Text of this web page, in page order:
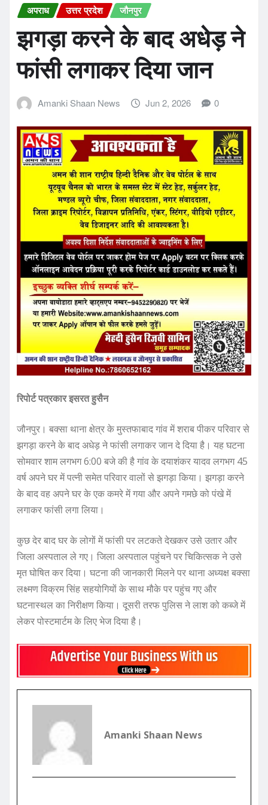
अपराध उत्तर प्रदेश जौनपुर
झगड़ा करने के बाद अधेड़ ने
फांसी लगाकर दिया जान
Amanki Shaan News Jun 2, 2026 0
रिपोर्ट पत्रकार इसरत हुसैन
जौनपुर। बक्सा थाना क्षेत्र के मुस्तफाबाद गांव में शराब पीकर परिवार से
झगड़ा करने के बाद अधेड़ ने फांसी लगाकर जान दे दिया है। यह घटना
सोमवार शाम लगभग 6:00 बजे की है गांव के दयाशंकर यादव लगभग 45
वर्ष अपने घर में पत्नी समेत परिवार वालों से झगड़ा किया। झगड़ा करने
के बाद वह अपने घर के एक कमरे में गया और अपने गमछे को पंखे में
लगाकर फांसी लगा लिया।
कुछ देर बाद घर के लोगों में फांसी पर लटकते देखकर उसे उतार और
जिला अस्पताल ले गए। जिला अस्पताल पहुंचने पर चिकित्सक ने उसे
मृत घोषित कर दिया। घटना की जानकारी मिलने पर थाना अध्यक्ष बक्सा
लक्ष्मण विक्रम सिंह सहयोगियों के साथ मौके पर पहुंच गए और
घटनास्थल का निरीक्षण किया। दूसरी तरफ पुलिस ने लाश को कब्जे में
लेकर पोस्टमार्टम के लिए भेज दिया है।
Amanki Shaan News